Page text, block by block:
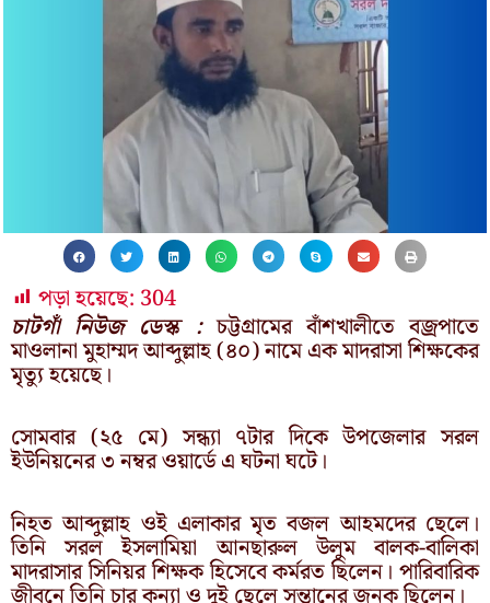
পড়া হয়েছে: 304
চাটগাঁ নিউজ ডেস্ক :চট্টগ্রামের বাঁশখালীতে বজ্রপাতে
মাওলানা মুহাম্মদ আব্দুল্লাহ (৪০) নামে এক মাদরাসা শিক্ষকের
মৃত্যু হয়েছে।
সোমবার (২৫ মে) সন্ধ্যা ৭টার দিকে উপজেলার সরল
ইউনিয়নের ৩ নম্বর ওয়ার্ডে এ ঘটনা ঘটে।
নিহত আব্দুল্লাহ ওই এলাকার মৃত বজল আহমদের ছেলে।
তিনি সরল ইসলামিয়া আনছারুল উলুম বালক-বালিকা
মাদরাসার সিনিয়র শিক্ষক হিসেবে কর্মরত ছিলেন। পারিবারিক